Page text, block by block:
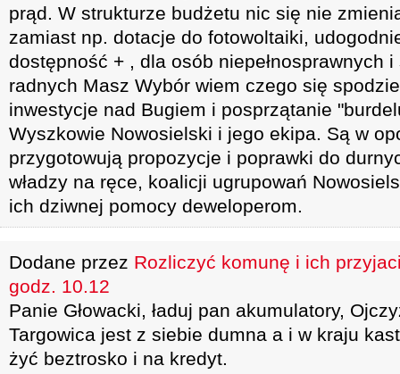
prąd. W strukturze budżetu nic się nie
zamiast np. dotacje do fotowoltaiki,
dostępność + , dla osób niepełnosprawnych
radnych Masz Wybór wiem czego się
inwestycje nad Bugiem i posprzątanie
Wyszkowie Nowosielski i jego ekipa. Są w
przygotowują propozycje i poprawki do
władzy na ręce, koalicji ugrupowań
ich dziwnej pomocy deweloperom.
Dodane przez Rozliczyć komunę i ich
godz. 10.12
Panie Głowacki, ładuj pan akumulatory,
Targowica jest z siebie dumna a i w kraju
żyć beztrosko i na kredyt.